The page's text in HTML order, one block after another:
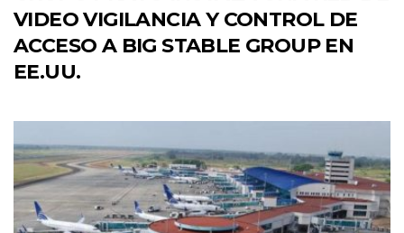
VIDEO VIGILANCIA Y CONTROL DE
ACCESO A BIG STABLE GROUP EN
EE.UU.